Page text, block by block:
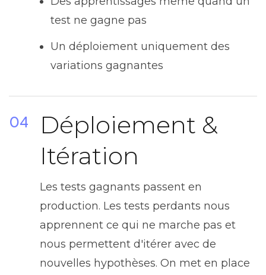
test ne gagne pas
Un déploiement uniquement des
variations gagnantes
04
Déploiement &
Itération
Les tests gagnants passent en
production. Les tests perdants nous
apprennent ce qui ne marche pas et
nous permettent d'itérer avec de
nouvelles hypothèses. On met en place